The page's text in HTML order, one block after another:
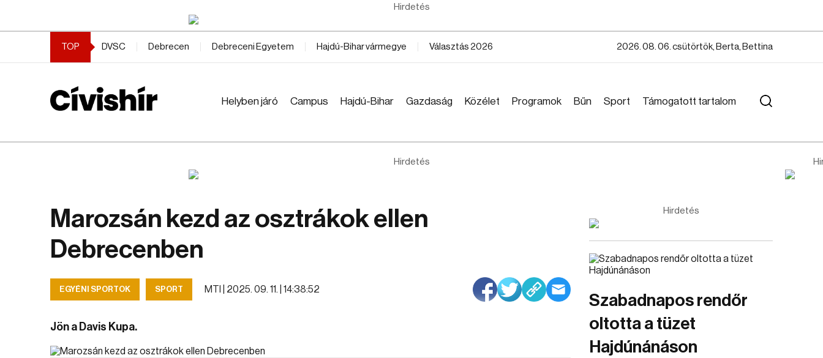
Hirdetés
TOP DVSC Debrecen Debreceni Egyetem Hajdú-Bihar vármegye Választás 2026 2026. 08. 06. csütörtök, Berta, Bettina
Helyben járó Campus Hajdú-Bihar Gazdaság Közélet Programok Bűn Sport Támogatott tartalom
Hirdetés
Marozsán kezd az osztrákok ellen
Debrecenben
EGYÉNI SPORTOK SPORT MTI | 2025. 09. 11. | 14:38:52
Jön a Davis Kupa.
Hirdetés
Szabadnapos rendőr
oltotta a tüzet
Hajdúnánáson